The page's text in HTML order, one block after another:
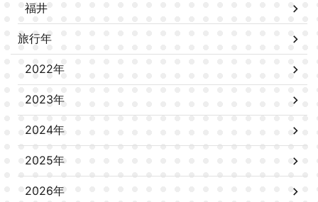
福井
旅行年
2022年
2023年
2024年
2025年
2026年